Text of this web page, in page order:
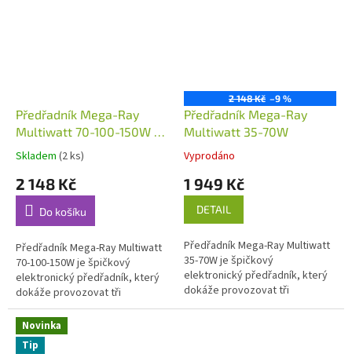
Předřadník Mega-Ray
Multiwatt 70-100-150W s
kabeláží a objímkou
Skladem (2 ks)
2 148 Kč
Do košíku
Předřadník Mega-Ray Multiwatt
70-100-150W je špičkový
elektronický předřadník, který
dokáže provozovat tři
výkony výbojek: 70 W, 100 W a
150 W. Vybaven přepínačem,...
2 148 Kč –9 %
Předřadník Mega-Ray
Multiwatt 35-70W
Vyprodáno
1 949 Kč
DETAIL
Předřadník Mega-Ray Multiwatt
35-70W je špičkový
elektronický předřadník, který
dokáže provozovat tři
výkony výbojek: 35 W, 50 W a 70
Novinka
Tip